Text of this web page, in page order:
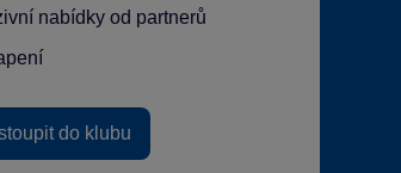
nabídky od partnerů
do klubu